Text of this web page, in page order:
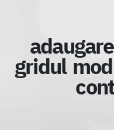
gridul